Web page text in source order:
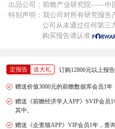
· 出品公司：前瞻产业研究院——中
· 特别声明：我公司对所有研究报告
公司从未通过任何第三方
购买报告请认准
定报告 送大礼 订购12800元以上报
赠送价值3000元的前瞻数据库会员1年
赠送《前瞻经济学人APP》SVIP会员
其中。
赠送《企查猫APP》VIP会员1年，查